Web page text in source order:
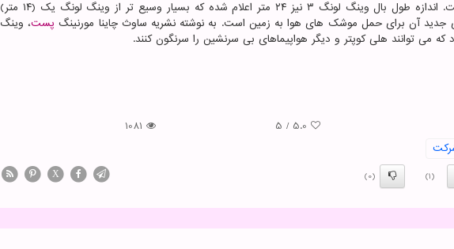
بلندتر از نسخه های پیشین ۹.۰۵ متری آنست. اندازه طول بال وینگ لونگ ۳ نیز ۲۴ متر اعلام شده که بسیار وسیع تر از وینگ لونگ یک (۱۴ متر)
جدید آن برای حمل موشک های هوا به زمین است. به نوشته نشریه ساوث چاینا مورنینگ پست، وینگ
5.0
/
5
1081
(1)
(0)
X